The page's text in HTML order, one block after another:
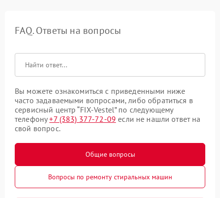
FAQ. Ответы на вопросы
Вы можете ознакомиться с приведенными ниже
часто задаваемыми вопросами, либо обратиться в
сервисный центр “FIX-Vestel” по следующему
телефону+7 (383) 377-72-09 если не нашли ответ на
свой вопрос.
Общие вопросы
Вопросы по ремонту стиральных машин